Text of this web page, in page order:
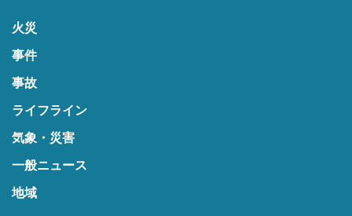
火災
事件
事故
ライフライン
気象・災害
一般ニュース
地域